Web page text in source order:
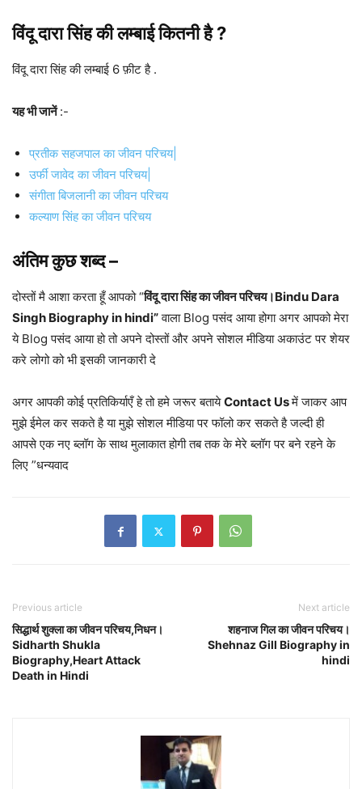
विंदू दारा सिंह की लम्बाई कितनी है ?
विंदू दारा सिंह की लम्बाई 6 फ़ीट है .
यह भी जानें:-
प्रतीक सहजपाल का जीवन परिचय|
उर्फी जावेद का जीवन परिचय|
संगीता बिजलानी का जीवन परिचय
कल्याण सिंह का जीवन परिचय
अंतिम कुछ शब्द –
दोस्तों मै आशा करता हूँ आपको “विंदू दारा सिंह का जीवन परिचय।Bindu Dara
Singh Biography in hindi”वाला Blog पसंद आया होगा अगर आपको मेरा
ये Blog पसंद आया हो तो अपने दोस्तों और अपने सोशल मीडिया अकाउंट पर शेयर
करे लोगो को भी इसकी जानकारी दे
अगर आपकी कोई प्रतिकिर्याएँ हे तो हमे जरूर बतायेContact Usमें जाकर आप
मुझे ईमेल कर सकते है या मुझे सोशल मीडिया पर फॉलो कर सकते है जल्दी ही
आपसे एक नए ब्लॉग के साथ मुलाकात होगी तब तक के मेरे ब्लॉग पर बने रहने के
लिए ”धन्यवाद
Previous article
सिद्धार्थ शुक्ला का जीवन परिचय,निधन।
Sidharth Shukla
Biography,Heart Attack
Death in Hindi
Next article
शहनाज गिल का जीवन परिचय।
Shehnaz Gill Biography in
hindi